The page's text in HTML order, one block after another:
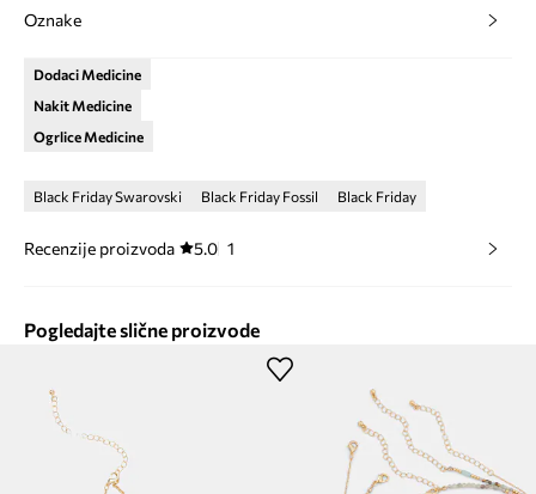
Oznake
Dodaci Medicine
Nakit Medicine
Ogrlice Medicine
Black Friday Swarovski Black Friday Fossil Black Friday
Recenzije proizvoda 5.0 1
Pogledajte slične proizvode